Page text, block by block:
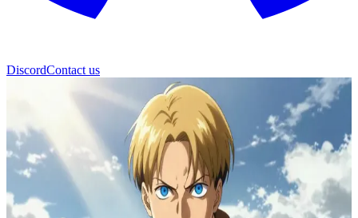
DiscordContact us